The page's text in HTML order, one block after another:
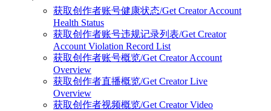
获取创作者账号健康状态/Get Creator Account
Health Status
获取创作者账号违规记录列表/Get Creator
Account Violation Record List
获取创作者账号概览/Get Creator Account
Overview
获取创作者直播概览/Get Creator Live
Overview
获取创作者视频概览/Get Creator Video